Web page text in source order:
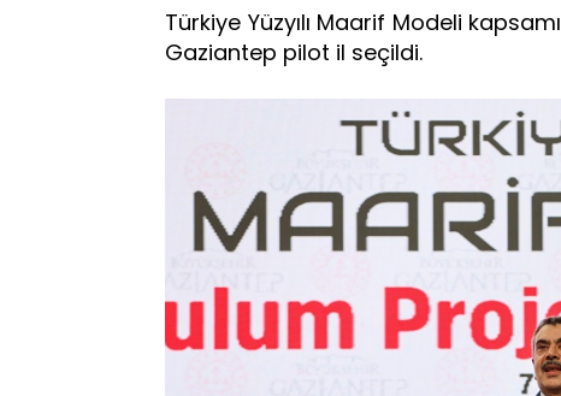
Türkiye Yüzyılı Maarif Modeli
Gaziantep pilot il seçildi.